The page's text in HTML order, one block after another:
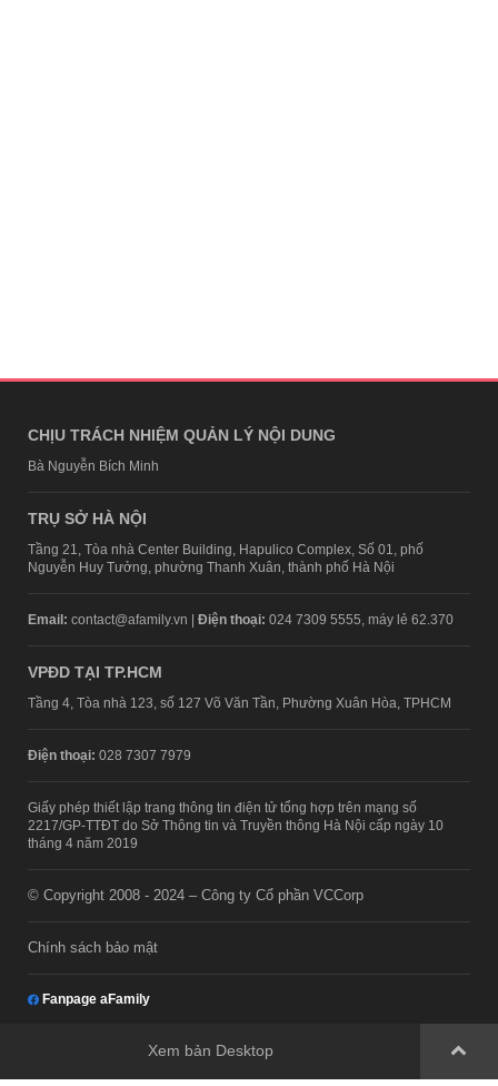
CHỊU TRÁCH NHIỆM QUẢN LÝ NỘI DUNG
Bà Nguyễn Bích Minh
TRỤ SỞ HÀ NỘI
Tầng 21, Tòa nhà Center Building, Hapulico Complex, Số 01, phố
Nguyễn Huy Tưởng, phường Thanh Xuân, thành phố Hà Nội
Email: contact@afamily.vn | Điện thoại: 024 7309 5555, máy lẻ 62.370
VPĐD TẠI TP.HCM
Tầng 4, Tòa nhà 123, số 127 Võ Văn Tần, Phường Xuân Hòa, TPHCM
Điện thoại: 028 7307 7979
Giấy phép thiết lập trang thông tin điện tử tổng hợp trên mạng số
2217/GP-TTĐT do Sở Thông tin và Truyền thông Hà Nội cấp ngày 10
tháng 4 năm 2019
© Copyright 2008 - 2024 – Công ty Cổ phần VCCorp
Chính sách bảo mật
Fanpage aFamily
Xem bản Desktop